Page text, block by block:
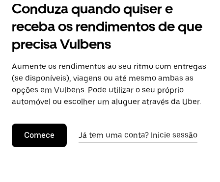
Conduza quando quiser e
receba os rendimentos de que
precisa Vulbens
Aumente os rendimentos ao seu ritmo com entregas
(se disponíveis), viagens ou até mesmo ambas as
opções em Vulbens. Pode utilizar o seu próprio
automóvel ou escolher um aluguer através da Uber.
Comece Já tem uma conta? Inicie sessão